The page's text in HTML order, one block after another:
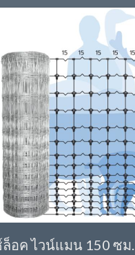
อค ไวน์แมน 150 ซม.